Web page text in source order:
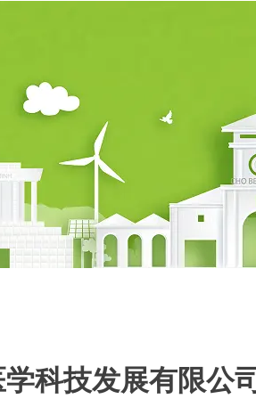
科技发展有限公